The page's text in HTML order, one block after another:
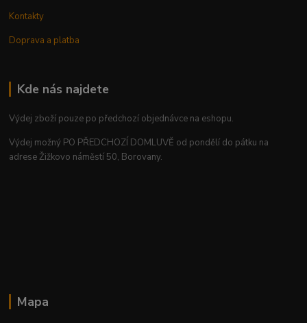
Kontakty
Doprava a platba
Kde nás najdete
Výdej zboží pouze po předchozí objednávce na eshopu.
Výdej možný PO PŘEDCHOZÍ DOMLUVĚ od pondělí do pátku na
adrese Žižkovo náměstí 50, Borovany.
Mapa